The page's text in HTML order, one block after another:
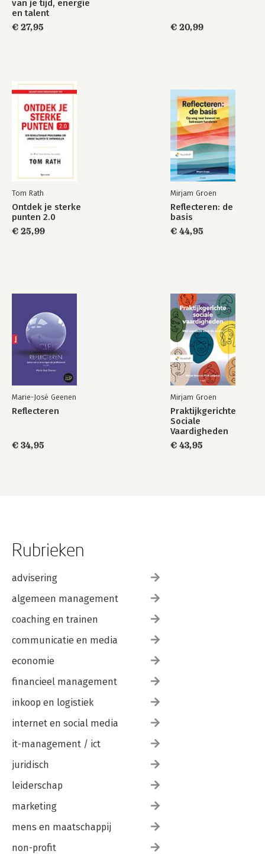
van je tijd, energie
en talent
€ 27,95
€ 20,99
Tom Rath
Ontdek je sterke
punten 2.0
€ 25,99
Mirjam Groen
Reflecteren: de
basis
€ 44,95
Marie-José Geenen
Reflecteren
€ 34,95
Mirjam Groen
Praktijkgerichte
Sociale
Vaardigheden
€ 43,95
Rubrieken
advisering
algemeen management
coaching en trainen
communicatie en media
economie
financieel management
inkoop en logistiek
internet en social media
it-management / ict
juridisch
leiderschap
marketing
mens en maatschappij
non-profit